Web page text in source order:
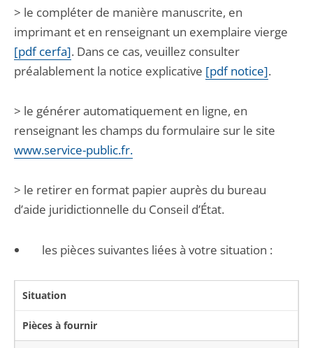
> le compléter de manière manuscrite, en
imprimant et en renseignant un exemplaire vierge
[pdf cerfa]. Dans ce cas, veuillez consulter
préalablement la notice explicative [pdf notice].
> le générer automatiquement en ligne, en
renseignant les champs du formulaire sur le site
www.service-public.fr.
> le retirer en format papier auprès du bureau
d’aide juridictionnelle du Conseil d’État.
les pièces suivantes liées à votre situation :
Situation
Pièces à fournir